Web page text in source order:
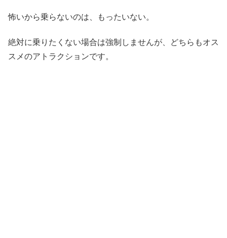
怖いから乗らないのは、もったいない。
絶対に乗りたくない場合は強制しませんが、どちらもオス
スメのアトラクションです。